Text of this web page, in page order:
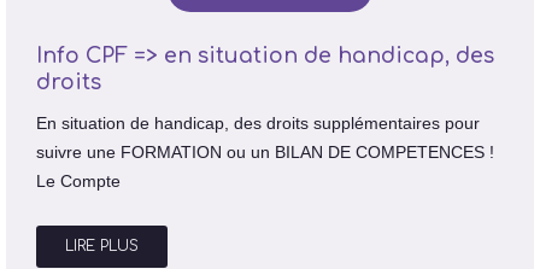
Info CPF => en situation de handicap, des
droits
En situation de handicap, des droits supplémentaires pour
suivre une FORMATION ou un BILAN DE COMPETENCES !
Le Compte
LIRE PLUS